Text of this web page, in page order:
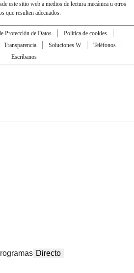
este sitio web a medios de lectura mecánica u otros
que resulten adecuados.
Protección de Datos
Política de cookies
Transparencia Soluciones W
Teléfonos
Escríbanos
Directo